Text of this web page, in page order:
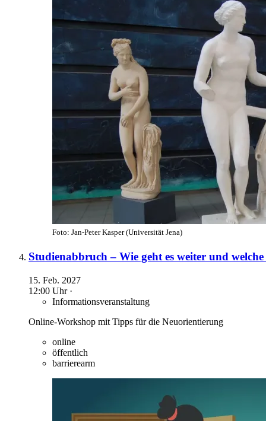
Foto: Jan-Peter Kasper (Universität Jena)
Studienabbruch – Wie geht es weiter und
15. Feb. 2027
12:00 Uhr ·
Informationsveranstaltung
Online-Workshop mit Tipps für die Neuorientierung
online
öffentlich
barrierearm